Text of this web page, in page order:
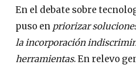
En el debate sobre
puso en priorizar
la incorporación
herramientas. En relevo